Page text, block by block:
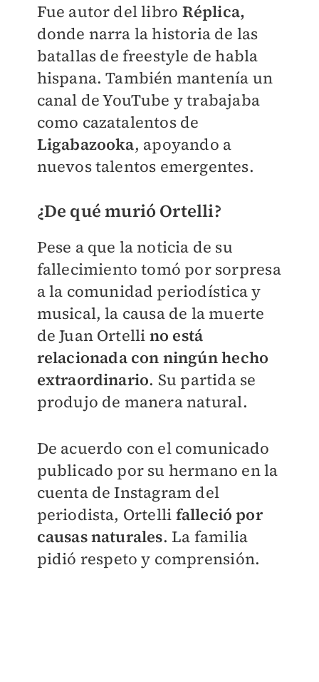
Fue autor del libro Réplica,
donde narra la historia de las
batallas de freestyle de habla
hispana. También mantenía un
canal de YouTube y trabajaba
como cazatalentos de
Ligabazooka, apoyando a
nuevos talentos emergentes.
¿De qué murió Ortelli?
Pese a que la noticia de su
fallecimiento tomó por sorpresa
a la comunidad periodística y
musical, la causa de la muerte
de Juan Ortelli no está
relacionada con ningún hecho
extraordinario. Su partida se
produjo de manera natural.
De acuerdo con el comunicado
publicado por su hermano en la
cuenta de Instagram del
periodista, Ortelli falleció por
causas naturales. La familia
pidió respeto y comprensión.